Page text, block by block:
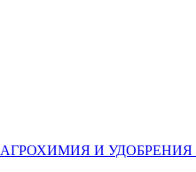
АГРОХИМИЯ И УДОБРЕНИЯ